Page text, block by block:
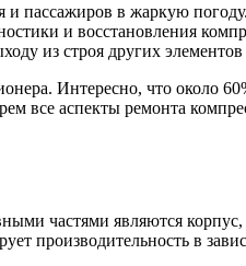
пассажиров в жаркую
и восстановления
из строя других
Интересно, что около
все аспекты ремонта
частями являются
производительность в